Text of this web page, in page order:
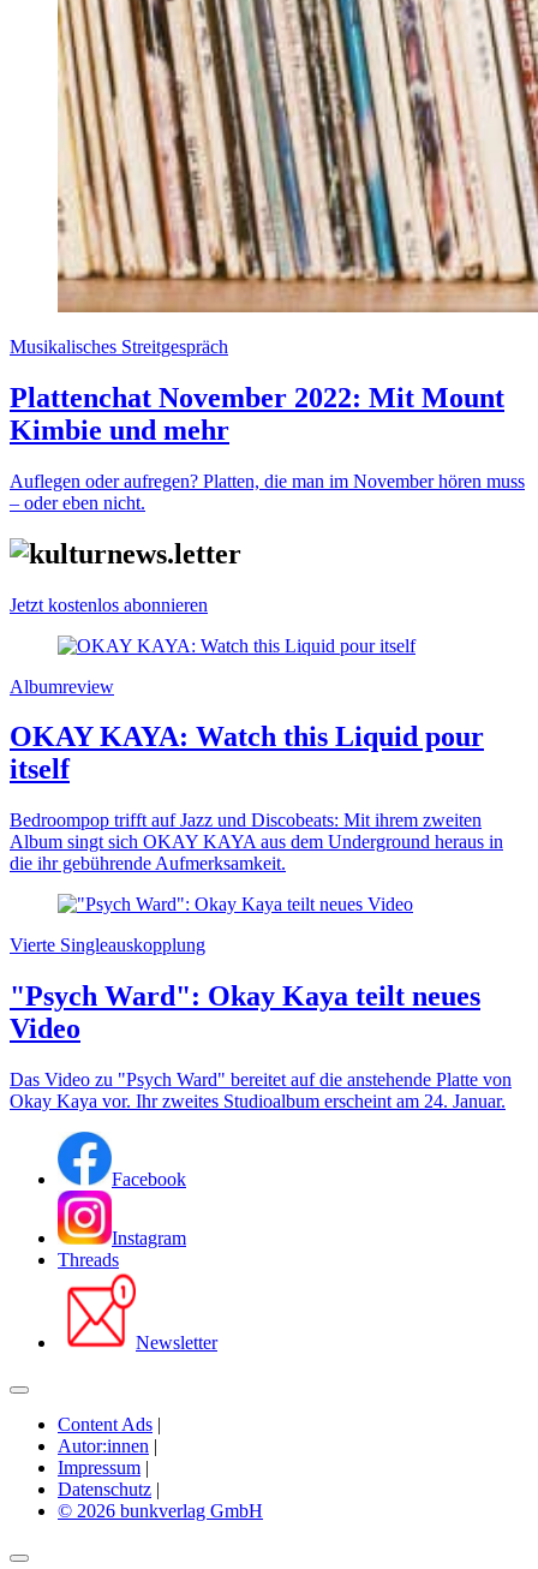
Musikalisches Streitgespräch
Plattenchat November 2022: Mit Mount
Kimbie und mehr
Auflegen oder aufregen? Platten, die man im November hören muss
– oder eben nicht.
Jetzt kostenlos abonnieren
Albumreview
OKAY KAYA: Watch this Liquid pour
itself
Bedroompop trifft auf Jazz und Discobeats: Mit ihrem zweiten
Album singt sich OKAY KAYA aus dem Underground heraus in
die ihr gebührende Aufmerksamkeit.
Vierte Singleauskopplung
"Psych Ward": Okay Kaya teilt neues
Video
Das Video zu "Psych Ward" bereitet auf die anstehende Platte von
Okay Kaya vor. Ihr zweites Studioalbum erscheint am 24. Januar.
Facebook
Instagram
Threads
Newsletter
Content Ads |
Autor:innen |
Impressum |
Datenschutz |
© 2026 bunkverlag GmbH